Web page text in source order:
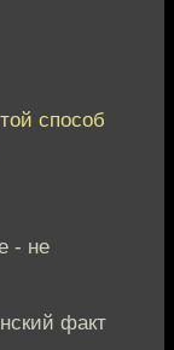
способ
- не
факт